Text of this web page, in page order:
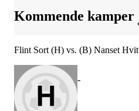
Kommende kamper
Flint Sort (H) vs. (B) Nanset Hvit
-